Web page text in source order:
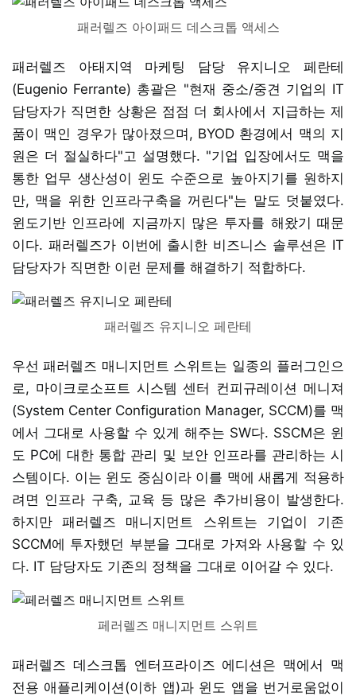
패러렐즈 아이패드 데스크톱 액세스
패러렐즈 아태지역 마케팅 담당 유지니오 페란테
(Eugenio Ferrante) 총괄은 "현재 중소/중견 기업의 IT
담당자가 직면한 상황은 점점 더 회사에서 지급하는 제
품이 맥인 경우가 많아졌으며, BYOD 환경에서 맥의 지
원은 더 절실하다"고 설명했다. "기업 입장에서도 맥을
통한 업무 생산성이 윈도 수준으로 높아지기를 원하지
만, 맥을 위한 인프라구축을 꺼린다"는 말도 덧붙였다.
윈도기반 인프라에 지금까지 많은 투자를 해왔기 때문
이다. 패러렐즈가 이번에 출시한 비즈니스 솔루션은 IT
담당자가 직면한 이런 문제를 해결하기 적합하다.
패러렐즈 유지니오 페란테
우선 패러렐즈 매니지먼트 스위트는 일종의 플러그인으
로, 마이크로소프트 시스템 센터 컨피규레이션 메니져
(System Center Configuration Manager, SCCM)를 맥
에서 그대로 사용할 수 있게 해주는 SW다. SSCM은 윈
도 PC에 대한 통합 관리 및 보안 인프라를 관리하는 시
스템이다. 이는 윈도 중심이라 이를 맥에 새롭게 적용하
려면 인프라 구축, 교육 등 많은 추가비용이 발생한다.
하지만 패러렐즈 매니지먼트 스위트는 기업이 기존
SCCM에 투자했던 부분을 그대로 가져와 사용할 수 있
다. IT 담당자도 기존의 정책을 그대로 이어갈 수 있다.
페러렐즈 매니지먼트 스위트
패러렐즈 데스크톱 엔터프라이즈 에디션은 맥에서 맥
전용 애플리케이션(이하 앱)과 윈도 앱을 번거로움없이